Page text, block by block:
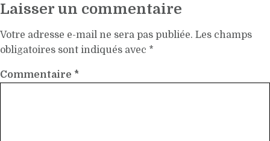
Laisser un commentaire
Votre adresse e-mail ne sera pas publiée. Les champs
obligatoires sont indiqués avec *
Commentaire *